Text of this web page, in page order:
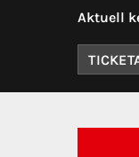
Aktuell